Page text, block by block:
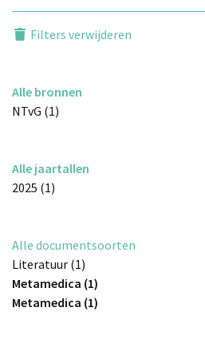
Filters verwijderen
Alle bronnen
NTvG (1)
Alle jaartallen
2025 (1)
Alle documentsoorten
Literatuur (1)
Metamedica (1)
Metamedica (1)